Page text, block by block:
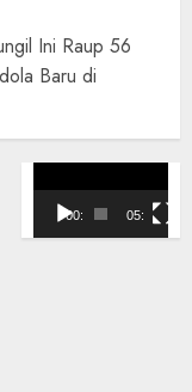
Ini Raup 56
Baru di
Video
00:00 05:10